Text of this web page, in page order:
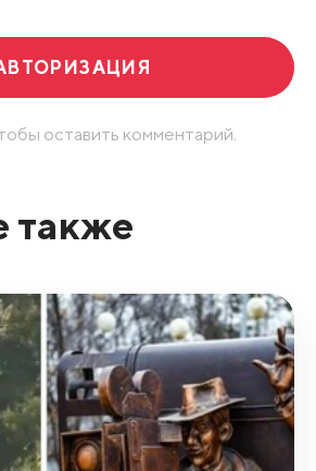
оставить комментарий.
также